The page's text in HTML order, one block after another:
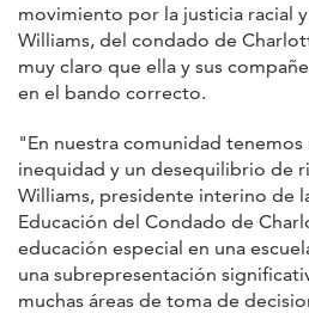
movimiento por la justicia racial
Williams, del condado de
muy claro que ella y sus
en el bando correcto.
"En nuestra comunidad
inequidad y un desequilibrio de
Williams, presidente interino de
Educación del Condado de
educación especial en una
una subrepresentación
muchas áreas de toma de